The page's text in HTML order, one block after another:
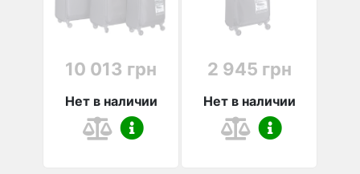
10 013 грн
Нет в наличии
2 945 грн
Нет в наличии